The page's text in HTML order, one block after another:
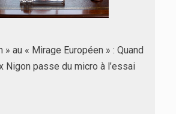
» au « Mirage Européen » : Quand
Nigon passe du micro à l’essai